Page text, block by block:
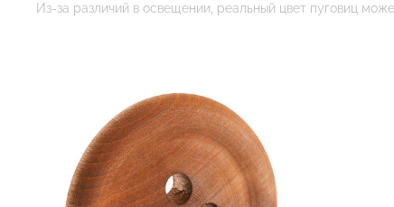
Из-за различий в освещении, реальный цвет пуговиц